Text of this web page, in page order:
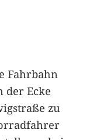
Fahrbahn
der Ecke
zu